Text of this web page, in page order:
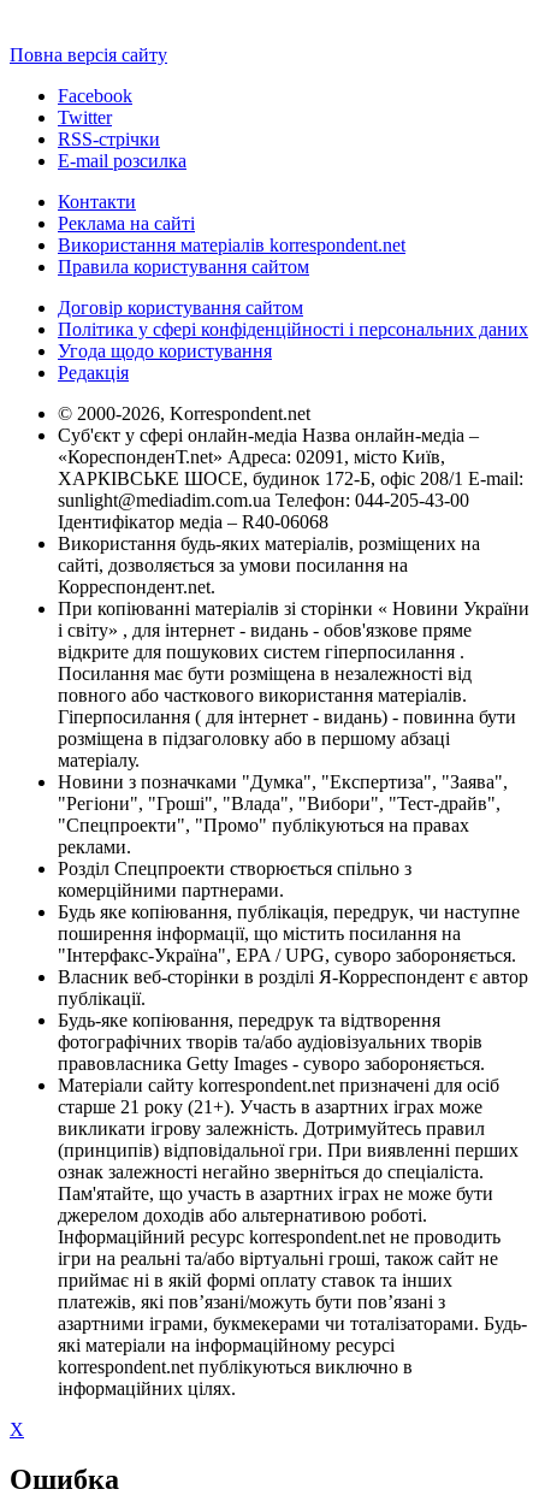
Повна версія сайту
Facebook
Twitter
RSS-стрічки
E-mail розсилка
Контакти
Реклама на сайті
Використання матеріалів korrespondent.net
Правила користування сайтом
Договір користування сайтом
Політика у сфері конфіденційності і персональних даних
Угода щодо користування
Редакція
© 2000-2026, Korrespondent.net
Суб'єкт у сфері онлайн-медіа Назва онлайн-медіа –
«КореспонденТ.net» Адреса: 02091, місто Київ,
ХАРКІВСЬКЕ ШОСЕ, будинок 172-Б, офіс 208/1 E-mail:
sunlight@mediadim.com.ua Телефон: 044-205-43-00
Ідентифікатор медіа – R40-06068
Використання будь-яких матеріалів, розміщених на
сайті, дозволяється за умови посилання на
Корреспондент.net.
При копіюванні матеріалів зі сторінки « Новини України
і світу» , для інтернет - видань - обов'язкове пряме
відкрите для пошукових систем гіперпосилання .
Посилання має бути розміщена в незалежності від
повного або часткового використання матеріалів.
Гіперпосилання ( для інтернет - видань) - повинна бути
розміщена в підзаголовку або в першому абзаці
матеріалу.
Новини з позначками "Думка", "Експертиза", "Заява",
"Регіони", "Гроші", "Влада", "Вибори", "Тест-драйв",
"Спецпроекти", "Промо" публікуються на правах
реклами.
Розділ Спецпроекти створюється спільно з
комерційними партнерами.
Будь яке копіювання, публікація, передрук, чи наступне
поширення інформації, що містить посилання на
"Інтерфакс-Україна", EPA / UPG, суворо забороняється.
Власник веб-сторінки в розділі Я-Корреспондент є автор
публікації.
Будь-яке копіювання, передрук та відтворення
фотографічних творів та/або аудіовізуальних творів
правовласника Getty Images - суворо забороняється.
Матеріали сайту korrespondent.net призначені для осіб
старше 21 року (21+). Участь в азартних іграх може
викликати ігрову залежність. Дотримуйтесь правил
(принципів) відповідальної гри. При виявленні перших
ознак залежності негайно зверніться до спеціаліста.
Пам'ятайте, що участь в азартних іграх не може бути
джерелом доходів або альтернативою роботі.
Інформаційний ресурс korrespondent.net не проводить
ігри на реальні та/або віртуальні гроші, також сайт не
приймає ні в якій формі оплату ставок та інших
платежів, які пов’язані/можуть бути пов’язані з
азартними іграми, букмекерами чи тоталізаторами. Будь-
які матеріали на інформаційному ресурсі
korrespondent.net публікуються виключно в
інформаційних цілях.
X
Ошибка